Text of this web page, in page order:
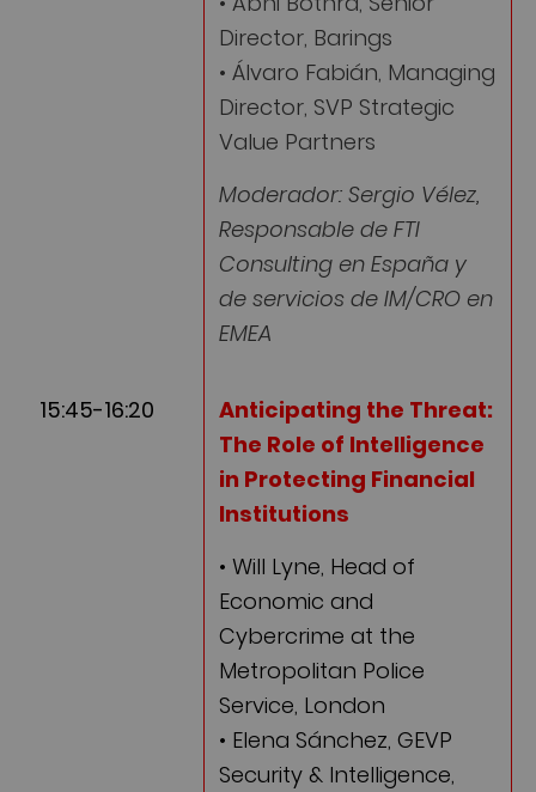
Director, Barings
• Álvaro Fabián, Managing
Director, SVP Strategic
Value Partners
Moderador: Sergio Vélez,
Responsable de FTI
Consulting en España y
de servicios de IM/CRO en
EMEA
15:45-16:20
Anticipating the Threat:
The Role of Intelligence
in Protecting Financial
Institutions
• Will Lyne, Head of
Economic and
Cybercrime at the
Metropolitan Police
Service, London
• Elena Sánchez, GEVP
Security & Intelligence,